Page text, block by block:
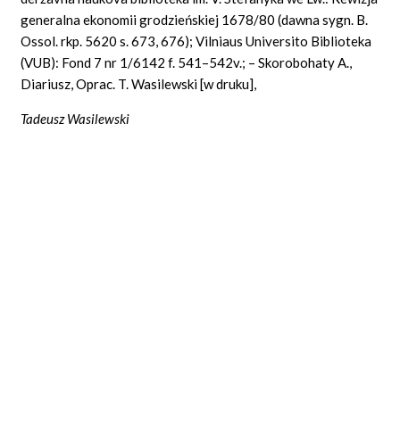
generalna ekonomii grodzieńskiej 1678/80 (dawna sygn. B.
Ossol. rkp. 5620 s. 673, 676); Vilniaus Universito Biblioteka
(VUB): Fond 7 nr 1/6142 f. 541–542v.; – Skorobohaty A.,
Diariusz, Oprac. T. Wasilewski [w druku],
Tadeusz Wasilewski